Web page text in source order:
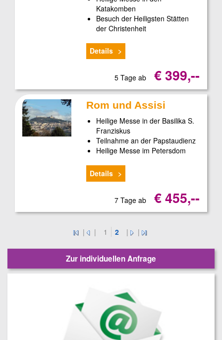
Katakomben
Besuch der Heiligsten Stätten
der Christenheit
Details
5 Tage ab € 399,--
Rom und Assisi
Heilige Messe in der Basilika S.
Franziskus
Teilnahme an der Papstaudienz
Heilige Messe im Petersdom
Details
7 Tage ab € 455,--
| | 1 2 | |
Zur individuellen Anfrage